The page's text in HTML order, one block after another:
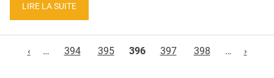
LIRE LA SUITE
‹
… 394 395 396 397 398 … ›